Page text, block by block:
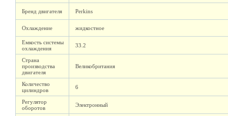
Бренд двигателя Perkins
Охлаждение жидкостное
Емкость системы
охлаждения
33.2
Страна
производства
двигателя
Великобритания
Количество
цилиндров
6
Регулятор
оборотов
Электронный